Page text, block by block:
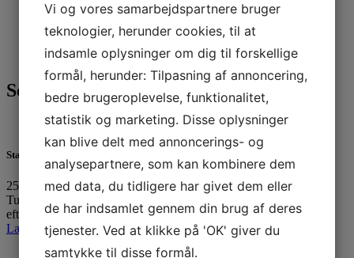
Nyheder(296)
Sejlerskolen(17)
(27)
Ungdom(246)
Seneste 3 indlæg
Standernedhaling 2025
25. oktober 2025
Tusinde tak til alle, der havde trodset det utaknemmelige
efterårsvejr…
Læs mere »
Vi og vores samarbejdspartnere bruger
teknologier, herunder cookies, til at
indsamle oplysninger om dig til forskellige
formål, herunder: Tilpasning af annoncering,
bedre brugeroplevelse, funktionalitet,
statistik og marketing. Disse oplysninger
kan blive delt med annoncerings- og
analysepartnere, som kan kombinere dem
med data, du tidligere har givet dem eller
de har indsamlet gennem din brug af deres
tjenester. Ved at klikke på 'OK' giver du
samtykke til disse formål.